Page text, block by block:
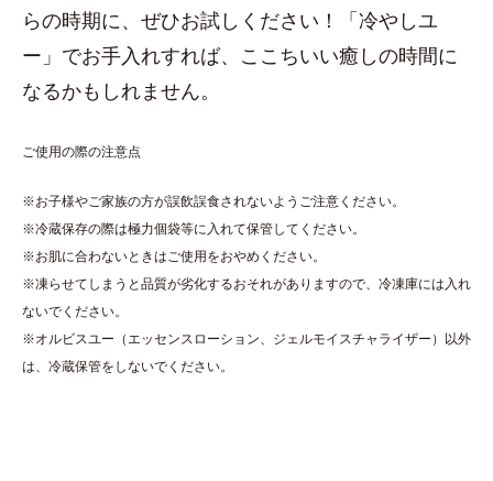
らの時期に、ぜひお試しください！「冷やしユ
ー」でお手入れすれば、ここちいい癒しの時間に
なるかもしれません。
ご使用の際の注意点
※お子様やご家族の方が誤飲誤食されないようご注意ください。
※冷蔵保存の際は極力個袋等に入れて保管してください。
※お肌に合わないときはご使用をおやめください。
※凍らせてしまうと品質が劣化するおそれがありますので、冷凍庫には入れ
ないでください。
※オルビスユー（エッセンスローション、ジェルモイスチャライザー）以外
は、冷蔵保管をしないでください。